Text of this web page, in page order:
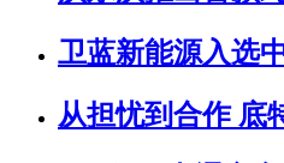
卫蓝新能源入选
从担忧到合作 底